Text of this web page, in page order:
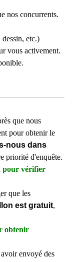
nos concurrents.
etc.)
vous activement.
que nous
pour obtenir le
nous dans
priorité d'enquête.
pour vérifier
que les
est gratuit,
obtenir
envoyé des